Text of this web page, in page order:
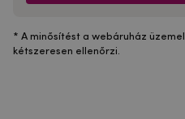
* A minősítést a webáruház
kétszeresen ellenőrzi.